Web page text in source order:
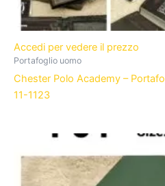
Accedi per vedere il prezzo
Portafoglio uomo
Chester Polo Academy –
11-1123